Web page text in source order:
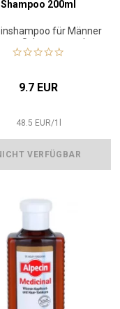
Shampoo 200ml
für Männer
Schuppen und
Haarausfall
9.7 EUR
48.5 EUR/1
VERFÜGBAR